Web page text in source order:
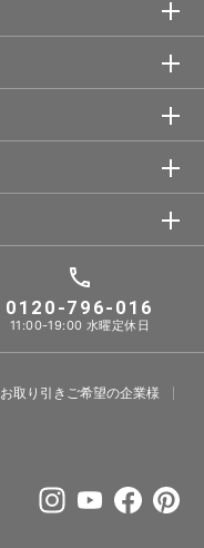
0120-796-016
11:00-19:00 水曜定休日
お取り引きご希望の企業様